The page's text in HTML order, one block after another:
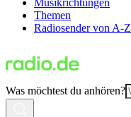
Musikrichtungen
Themen
Radiosender von A-Z
Was möchtest du anhören?